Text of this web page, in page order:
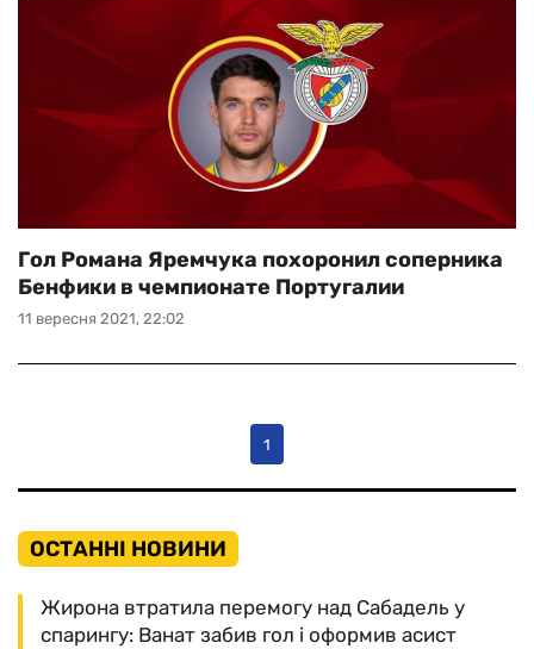
11 вересня 2021, 22:02
Гол Романа Яремчука похоронил соперника
Бенфики в чемпионате Португалии
1
ОСТАННІ НОВИНИ
Жирона втратила перемогу над Сабадель у
спарингу: Ванат забив гол і оформив асист